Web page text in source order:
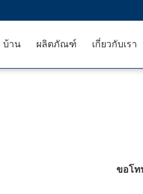
บ้าน ผลิตภัณฑ์ เกี่ยวกับเรา
ขอโท